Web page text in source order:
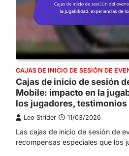
CAJAS DE INICIO DE SESIÓN DE
Cajas de inicio de sesión
Mobile: impacto en la
los jugadores, testimonios
Leo Strider 11/03/2026
Las cajas de inicio de sesión de
recompensas especiales que los